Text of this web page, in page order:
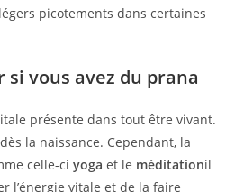
picotements dans certaines
si vous avez du prana
présente dans tout être vivant.
la naissance. Cependant, la
celle-ciyoga et le méditationil
l’énergie vitale et de la faire